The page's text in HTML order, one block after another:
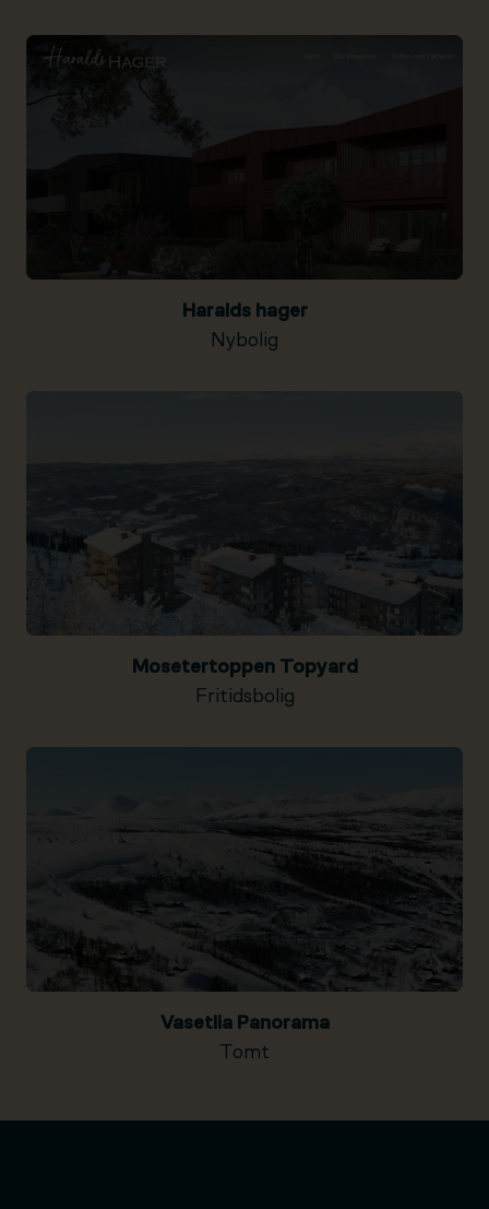
Haralds hager
Nybolig
Mosetertoppen Topyard
Fritidsbolig
Vasetlia Panorama
Tomt